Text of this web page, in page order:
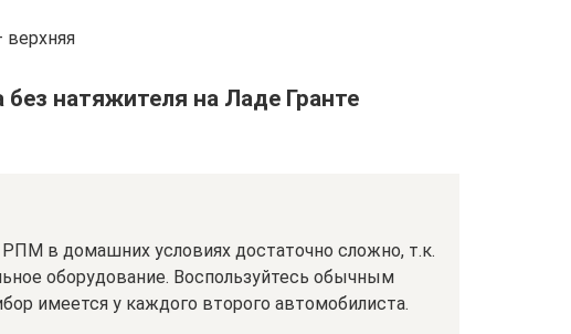
верхняя
натяжителя на Ладе Гранте
в домашних условиях достаточно сложно, т.к.
оборудование. Воспользуйтесь обычным
имеется у каждого второго автомобилиста.